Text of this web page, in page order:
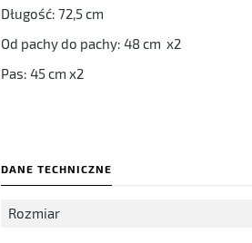
Długość: 72,5 cm
Od pachy do pachy: 48 cm x2
Pas: 45 cm x2
DANE TECHNICZNE
Rozmiar